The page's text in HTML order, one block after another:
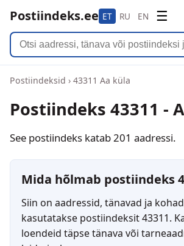
Postiindeks.ee ET RU EN ☰
Postiindeksid › 43311 Aa küla
Postiindeks 43311 -
See postiindeks katab 201 aadressi.
Mida hõlmab postiindeks
Siin on aadressid, tänavad ja
kasutatakse postiindeksit 43311.
loendeid täpse tänava või